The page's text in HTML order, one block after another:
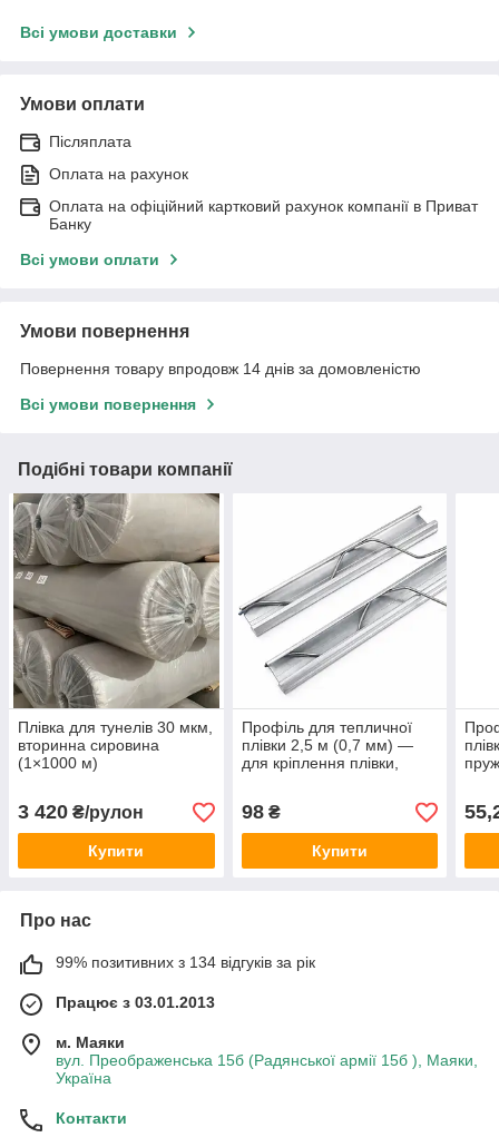
Всі умови доставки
Умови оплати
Післяплата
Оплата на рахунок
Оплата на офіційний картковий рахунок компанії в Приват
Банку
Всі умови оплати
Умови повернення
Повернення товару впродовж 14 днів за домовленістю
Всі умови повернення
Подібні товари компанії
Плівка для тунелів 30 мкм,
вторинна сировина
(1×1000 м)
3 420 ₴/рулон
Купити
Профіль для тепличної
плівки 2,5 м (0,7 мм) —
для кріплення плівки,
98₴
Купити
Про нас
99% позитивних з 134 відгуків за рік
Працює з 03.01.2013
м. Маяки
вул. Преображенська 15б (Радянської армії 15б ), Маяки,
Україна
Контакти